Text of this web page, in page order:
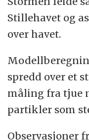
Stillehavet og
over havet.
spredd over et
måling fra tjue
partikler som
Observasjoner